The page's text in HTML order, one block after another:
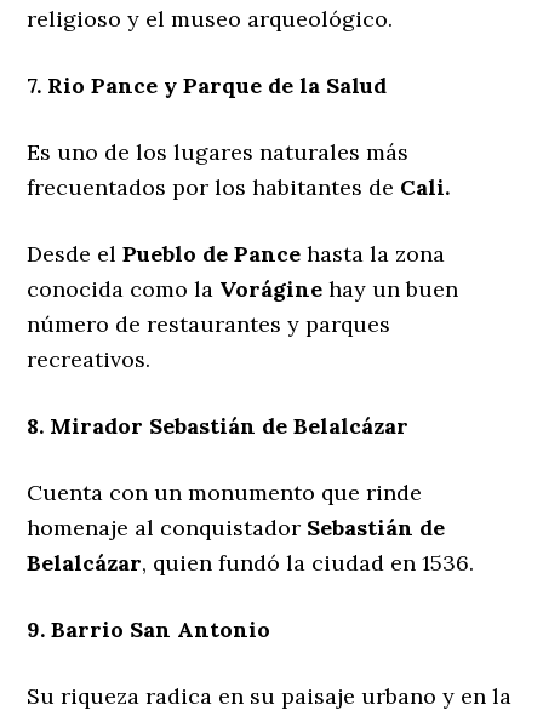
religioso y el museo arqueológico.
7. Rio Pance y Parque de la Salud
Es uno de los lugares naturales más
frecuentados por los habitantes de Cali.
Desde elPueblo de Pance hasta la zona
conocida como la Vorágine hay un buen
número de restaurantes y parques
recreativos.
8. Mirador Sebastián de Belalcázar
Cuenta con un monumento que rinde
homenaje al conquistador Sebastián de
Belalcázar, quien fundó la ciudad en 1536.
9. Barrio San Antonio
Su riqueza radica en su paisaje urbano y en la